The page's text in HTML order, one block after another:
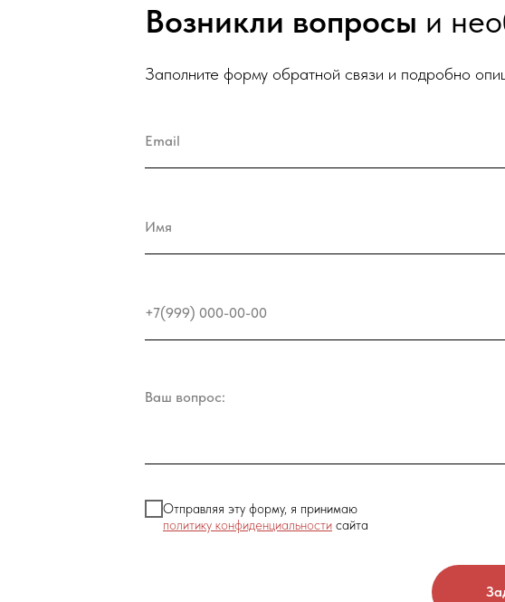
Возникли вопросы и
Заполните форму обратной связи и подробно
Отправляя эту форму, я принимаю
политику конфиденциальности сайта